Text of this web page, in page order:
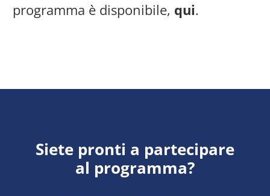
programma è disponibile, qui.
Siete pronti a partecipare
al programma?